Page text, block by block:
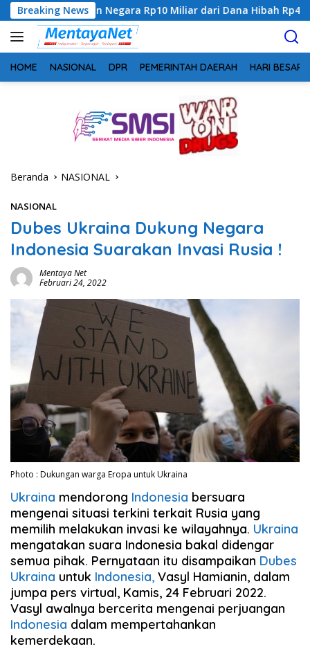
Langsung
ke
konten
Breaking News
Negara Rp10 Miliar dari Dana Hibah Rp40 Miliar
HOME NASIONAL DPR PEMERINTAH DAERAH HARI BESAR
Beranda NASIONAL
NASIONAL
Dubes Ukraina Dukung Negara
Indonesia Suarakan Invasi Rusia !
Mentaya Net
Februari 24, 2022
Photo : Dukungan warga Eropa untuk Ukraina
Ukraina mendorong Indonesia bersuara
mengenai situasi terkini terkait Rusia yang
memilih melakukan invasi ke wilayahnya. Ukraina
mengatakan suara Indonesia bakal didengar
semua pihak. Pernyataan itu disampaikan Dubes
Ukraina untuk Indonesia, Vasyl Hamianin, dalam
jumpa pers virtual, Kamis, 24 Februari 2022.
Vasyl awalnya bercerita mengenai perjuangan
Indonesia dalam mempertahankan
kemerdekaan.